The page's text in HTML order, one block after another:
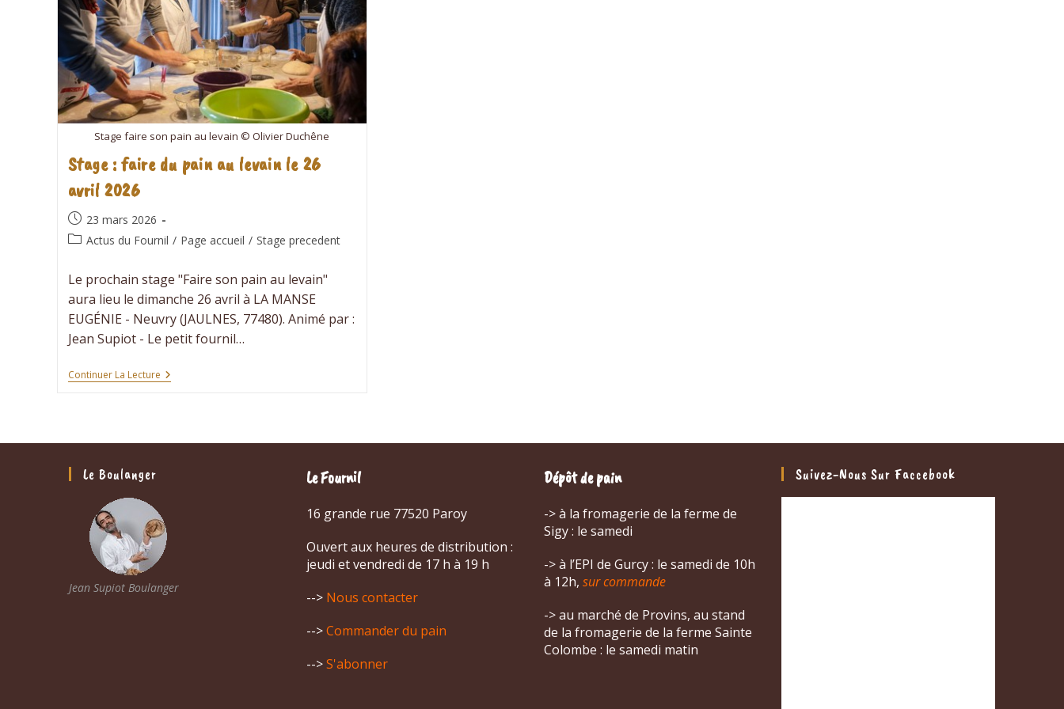
Stage faire son pain au levain © Olivier Duchêne
Stage : faire du pain au levain le 26
avril 2026
Publication
publiée :
23 mars 2026
PostActus du Fournil / Page accueil / Stage precedent
Le prochain stage "Faire son pain au levain"
aura lieu le dimanche 26 avril à LA MANSE
EUGÉNIE - Neuvry (JAULNES, 77480). Animé par :
Jean Supiot - Le petit fournil…
Continuer La LectureStage
:
Le Boulanger
Jean Supiot Boulanger
Le Fournil
16 grande rue 77520 Paroy
Ouvert aux heures de distribution :
jeudi et vendredi de 17 h à 19 h
--> Nous contacter
-->Commander du pain
-->S'abonner
Dépôt de pain
-> à la fromagerie de la ferme de
Sigy : le samedi
-> à l’EPI de Gurcy : le samedi de 10h
à 12h, sur commande
-> au marché de Provins, au stand
de la fromagerie de la ferme Sainte
Colombe : le samedi matin
Suivez-Nous Sur Faccebook